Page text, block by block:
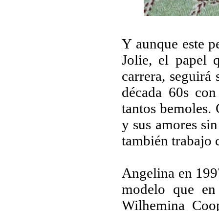
Y aunque este
Jolie, el papel
carrera,
década 60s
tantos
y sus amores
también trabajo
Angelina en
modelo que
Wilhemina